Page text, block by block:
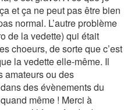
et ça ne peut pas être bien
normal. L’autre problème
de la vedette) qui était
choeurs, de sorte que c’est
la vedette elle-même. Il
amateurs ou des
des évènements du
même ! Merci à